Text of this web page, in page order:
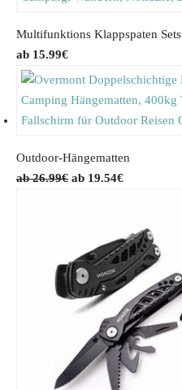
:
4
€
.
.
2
.
Multifunktions Klappspaten Sets
15.99€
Outdoor-Hängematten
26.99€ O
i
n
a
r
i
19.54€C
r
e
n
p
r
i
c